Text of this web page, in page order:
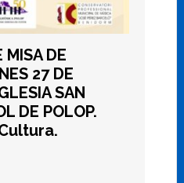
MISA DE
27 DE
SAN
DE POLOP.